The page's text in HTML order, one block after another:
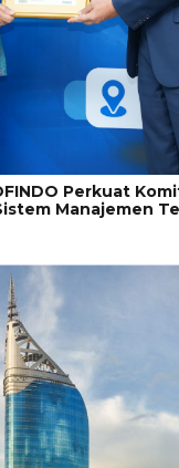
Perkuat
Manajemen